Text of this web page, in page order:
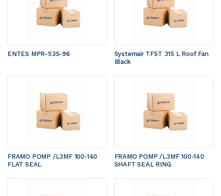
ENTES MPR-53S-96
Systemair TFST 315 L Roof Fan
Black
FRAMO POMP /L3MF 100-140
FLAT SEAL
FRAMO POMP /L3MF 100-140
SHAFT SEAL RING